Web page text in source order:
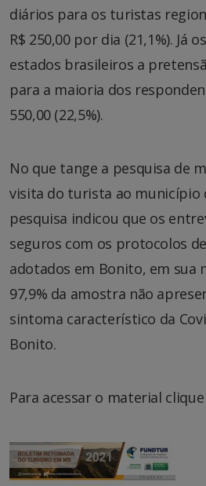
diários para os turistas
R$ 250,00 por dia (21,1%). Já
estados brasileiros a
para a maioria dos
550,00 (22,5%).
No que tange a pesquisa de
visita do turista ao município
pesquisa indicou que os
seguros com os protocolos
adotados em Bonito, em sua
97,9% da amostra não
sintoma característico da
Bonito.
Para acessar o material clique